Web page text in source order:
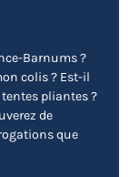
Barnums ?
colis ? Est-il
pliantes ?
de
que